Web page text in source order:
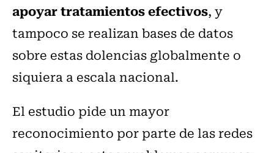
apoyar tratamientos efectivos, y
tampoco se realizan bases de datos
sobre estas dolencias globalmente o
siquiera a escala nacional.
El estudio pide un mayor
reconocimiento por parte de las redes